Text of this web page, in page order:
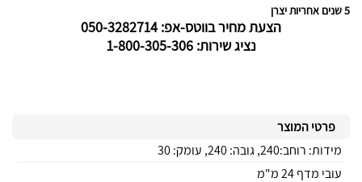
5 שנים אחריות יצרן
הצעת מחיר בווטס-אפ: 050-3282714
נציג שירות: 1-800-305-306
פרטי המוצר
מידות: רוחב:240, גובה: 240, עומק: 30
עובי מדף 24 מ"מ